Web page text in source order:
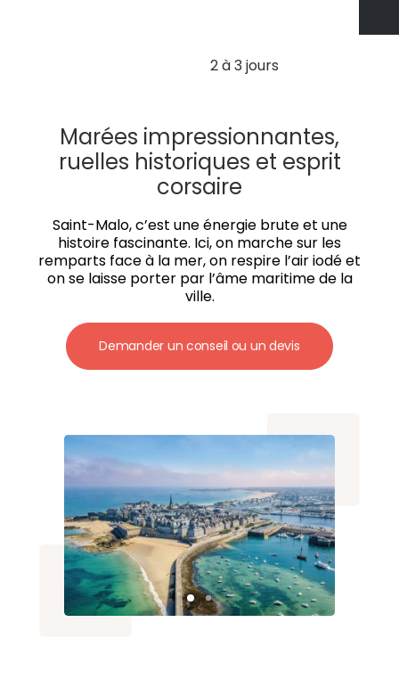
2 à 3 jours
Marées impressionnantes,
ruelles historiques et esprit
corsaire
Saint-Malo, c’est une énergie brute et une
histoire fascinante. Ici, on marche sur les
remparts face à la mer, on respire l’air iodé et
on se laisse porter par l’âme maritime de la
ville.
Demander un conseil ou un devis